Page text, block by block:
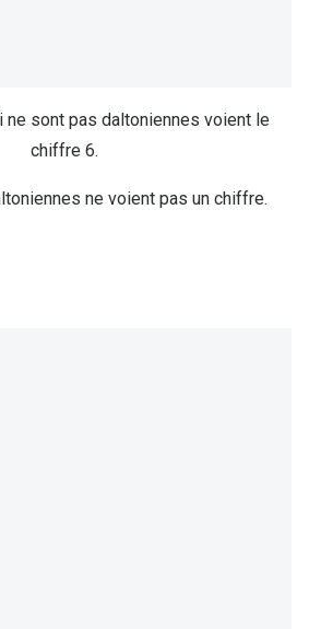
ne sont pas daltoniennes voient le
chiffre 6.
ne voient pas un chiffre.